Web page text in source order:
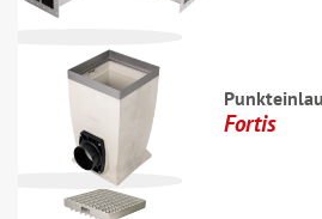
Fortis